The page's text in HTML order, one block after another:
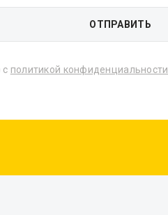
с политикой конфиденциальности